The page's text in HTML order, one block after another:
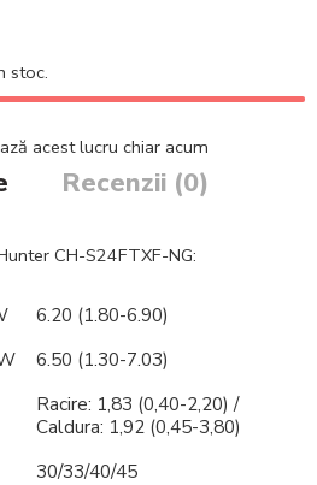
stoc.
acest lucru chiar acum
Recenzii (0)
CH-S24FTXF-NG:
6.20 (1.80-6.90)
6.50 (1.30-7.03)
Racire: 1,83 (0,40-2,20) /
Caldura: 1,92 (0,45-3,80)
30/33/40/45